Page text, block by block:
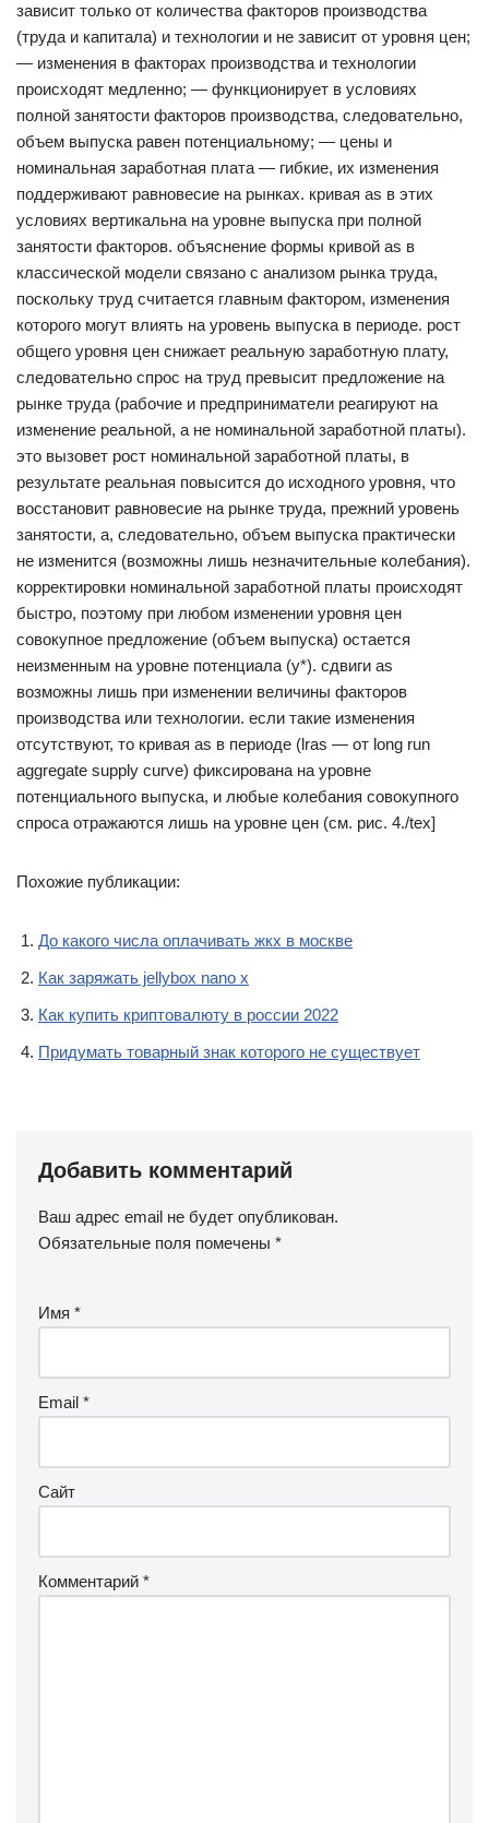
зависит только от количества факторов производства
(труда и капитала) и технологии и не зависит от уровня цен;
— изменения в факторах производства и технологии
происходят медленно; — функционирует в условиях
полной занятости факторов производства, следовательно,
объем выпуска равен потенциальному; — цены и
номинальная заработная плата — гибкие, их изменения
поддерживают равновесие на рынках. кривая as в этих
условиях вертикальна на уровне выпуска при полной
занятости факторов. объяснение формы кривой as в
классической модели связано с анализом рынка труда,
поскольку труд считается главным фактором, изменения
которого могут влиять на уровень выпуска в периоде. рост
общего уровня цен снижает реальную заработную плату,
следовательно спрос на труд превысит предложение на
рынке труда (рабочие и предприниматели реагируют на
изменение реальной, а не номинальной заработной платы).
это вызовет рост номинальной заработной платы, в
результате реальная повысится до исходного уровня, что
восстановит равновесие на рынке труда, прежний уровень
занятости, а, следовательно, объем выпуска практически
не изменится (возможны лишь незначительные колебания).
корректировки номинальной заработной платы происходят
быстро, поэтому при любом изменении уровня цен
совокупное предложение (объем выпуска) остается
неизменным на уровне потенциала (y*). сдвиги as
возможны лишь при изменении величины факторов
производства или технологии. если такие изменения
отсутствуют, то кривая as в периоде (lras — от long run
aggregate supply curve) фиксирована на уровне
потенциального выпуска, и любые колебания совокупного
спроса отражаются лишь на уровне цен (см. рис. 4./tex]
Похожие публикации:
До какого числа оплачивать жкх в москве
Как заряжать jellybox nano x
Как купить криптовалюту в россии 2022
Придумать товарный знак которого не существует
Добавить комментарий
Ваш адрес email не будет опубликован.
Обязательные поля помечены *
Имя *
Email *
Сайт
Комментарий *